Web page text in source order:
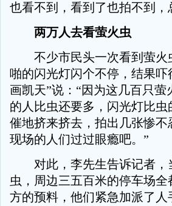
也看不到，看到了也拍不到
两万人去看萤火虫
不少市民头一次看到萤火
啪的闪光灯闪个不停，结果
画凯天”说：“因为这几百只
的人比虫还要多，闪光灯比
催地挤来挤去，拍出几张惨
现场的人们过过眼瘾吧。”
对此，李先生告诉记者，
虫，周边三五百米的停车场
方的预料，他们紧急加派了